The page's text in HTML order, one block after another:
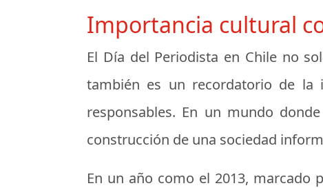
Importancia cultural
El Día del Periodista en Chile no
también es un recordatorio de la
responsables. En un mundo
construcción de una sociedad
En un año como el 2013, marcado